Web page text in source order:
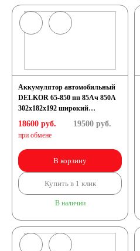
Аккумулятор автомобильный
DELKOR 65-850 пп 85Ач 850А
302х182х192 широкий
[GR65_Ford Explorer]
18600 руб.
при обмене
19500руб.
В корзину
Купить в 1 клик
В наличии